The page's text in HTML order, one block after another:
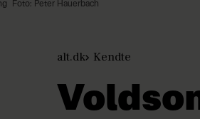
Foto: Peter Hauerbach
alt.dk Kendte